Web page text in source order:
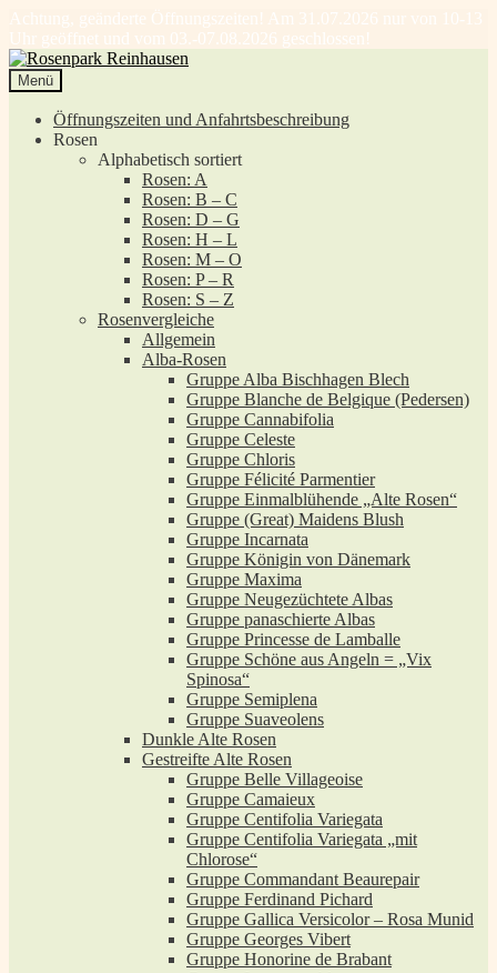
Achtung, geänderte Öffnungszeiten! Am 31.07.2026 nur von 10-13
Uhr geöffnet und vom 03.-07.08.2026 geschlossen!
Zur
Navigation
springen
Zum
Inhalt
springen
Menü
Öffnungszeiten und Anfahrtsbeschreibung
Rosen
Alphabetisch sortiert
Rosen: A
Rosen: B – C
Rosen: D – G
Rosen: H – L
Rosen: M – O
Rosen: P – R
Rosen: S – Z
Rosenvergleiche
Allgemein
Alba-Rosen
Gruppe Alba Bischhagen Blech
Gruppe Blanche de Belgique (Pedersen)
Gruppe Cannabifolia
Gruppe Celeste
Gruppe Chloris
Gruppe Félicité Parmentier
Gruppe Einmalblühende „Alte Rosen“
Gruppe (Great) Maidens Blush
Gruppe Incarnata
Gruppe Königin von Dänemark
Gruppe Maxima
Gruppe Neugezüchtete Albas
Gruppe panaschierte Albas
Gruppe Princesse de Lamballe
Gruppe Schöne aus Angeln = „Vix
Spinosa“
Gruppe Semiplena
Gruppe Suaveolens
Dunkle Alte Rosen
Gestreifte Alte Rosen
Gruppe Belle Villageoise
Gruppe Camaieux
Gruppe Centifolia Variegata
Gruppe Centifolia Variegata „mit
Chlorose“
Gruppe Commandant Beaurepair
Gruppe Ferdinand Pichard
Gruppe Gallica Versicolor – Rosa Munid
Gruppe Georges Vibert
Gruppe Honorine de Brabant